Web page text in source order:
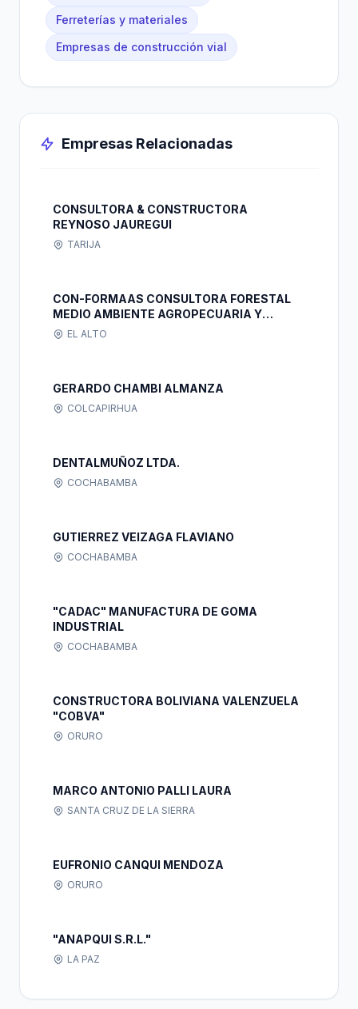
Ferreterías y materiales
Empresas de construcción vial
Empresas Relacionadas
CONSULTORA & CONSTRUCTORA
REYNOSO JAUREGUI
TARIJA
CON-FORMAAS CONSULTORA FORESTAL
MEDIO AMBIENTE AGROPECUARIA Y
ACCION SOCIAL S.R.L.
EL ALTO
GERARDO CHAMBI ALMANZA
COLCAPIRHUA
DENTALMUÑOZ LTDA.
COCHABAMBA
GUTIERREZ VEIZAGA FLAVIANO
COCHABAMBA
"CADAC" MANUFACTURA DE GOMA
INDUSTRIAL
COCHABAMBA
CONSTRUCTORA BOLIVIANA VALENZUELA
"COBVA"
ORURO
MARCO ANTONIO PALLI LAURA
SANTA CRUZ DE LA SIERRA
EUFRONIO CANQUI MENDOZA
ORURO
"ANAPQUI S.R.L."
LA PAZ